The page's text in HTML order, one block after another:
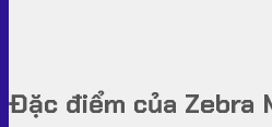
Đặc điểm của Zebra